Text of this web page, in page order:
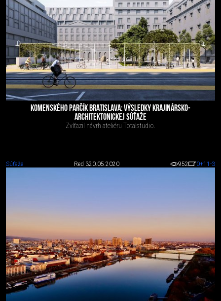
KOMENSKÉHO PARČÍK BRATISLAVA: VÝSLEDKY KRAJINÁRSKO-
ARCHITEKTONICKEJ SÚŤAŽE
Zvíťazil návrh ateliéru Totalstudio.
Súťaže Red 320.05.2020 952 0+11 -3